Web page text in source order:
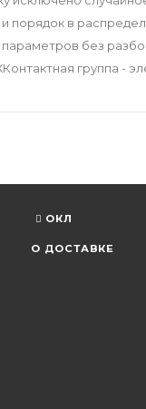
порядок в
без
группа -
ОКЛ
О ДОСТАВКЕ